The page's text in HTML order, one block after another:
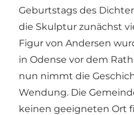
Geburtstags des
die Skulptur zunächst
Figur von Andersen
in Odense vor dem
nun nimmt die
Wendung. Die
keinen geeigneten Ort